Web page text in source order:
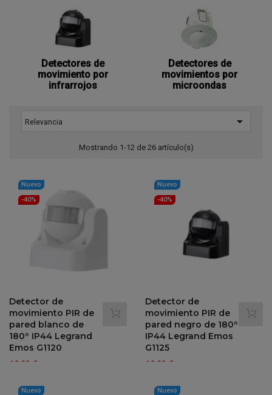
Detectores de
movimiento por
infrarrojos
Detectores de
movimientos por
microondas
Relevancia 
Mostrando 1-12 de 26 artículo(s)
-40%
Nuevo
Detector de
movimiento PIR de
pared blanco de
180º IP44 Legrand
Emos G1120
Precio
10,93 €
-40%
Nuevo
Detector de
movimiento PIR de
pared negro de 180º
IP44 Legrand Emos
G1125
Precio
10,93 €
Nuevo Nuevo